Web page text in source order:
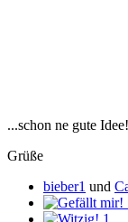
...schon ne gute Idee!
Grüße
bieber1 und
1